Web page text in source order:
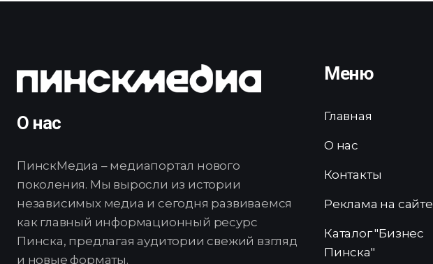
О нас
ПинскМедиа – медиапортал нового
поколения. Мы выросли из истории
независимых медиа и сегодня развиваемся
как главный информационный ресурс
Пинска, предлагая аудитории свежий взгляд
и новые форматы.
Меню
Главная
О нас
Контакты
Реклама на сайте
Каталог "Бизнес
Пинска"